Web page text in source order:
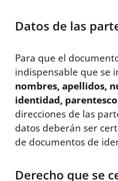
Datos de las
Para que el
indispensable que se
nombres, apellidos,
identidad, parentesco
direcciones de las
datos deberán ser
de documentos de
Derecho que se